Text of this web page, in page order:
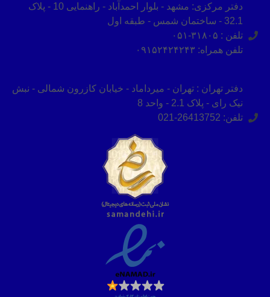
دفتر مرکزی: مشهد - بلوار احمدآباد - راهنمایی 10 - پلاک
32.1 - ساختمان شمس - طبقه اول
تلفن : ۳۱۸۰۵-۰۵۱
تلفن همراه: ۰۹۱۵۲۴۲۴۲۴۳
دفتر تهران : تهران - میرداماد - خیابان کازرون شمالی - نبش
نیک رای - پلاک 2.1 - واحد 8
تلفن: 26413752-021